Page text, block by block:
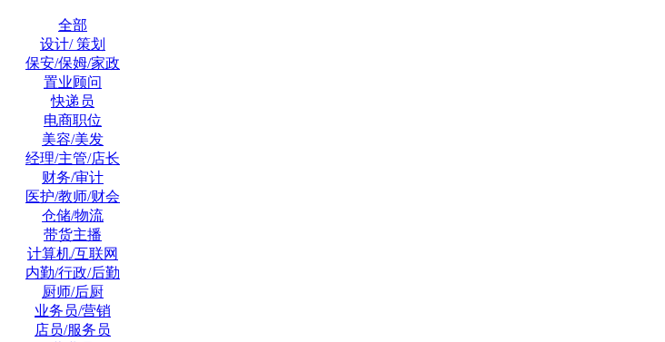
全部
设计/ 策划
保安/保姆/家政
置业顾问
快递员
电商职位
美容/美发
经理/主管/店长
财务/审计
医护/教师/财会
仓储/物流
带货主播
计算机/互联网
内勤/行政/后勤
厨师/后厨
业务员/营销
店员/服务员